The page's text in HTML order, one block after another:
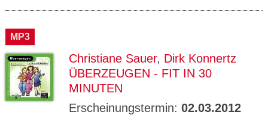
MP3
Christiane Sauer, Dirk Konnertz
ÜBERZEUGEN - FIT IN 30
MINUTEN
Erscheinungstermin: 02.03.2012